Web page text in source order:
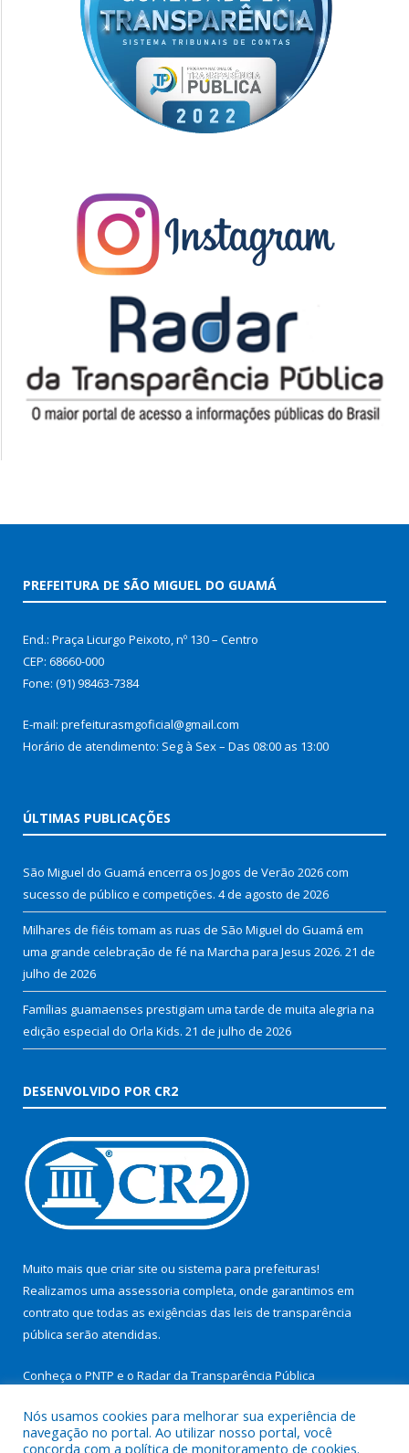
PREFEITURA DE SÃO MIGUEL DO GUAMÁ
End.: Praça Licurgo Peixoto, nº 130 – Centro
CEP: 68660-000
Fone: (91) 98463-7384
E-mail: prefeiturasmgoficial@gmail.com
Horário de atendimento: Seg à Sex – Das 08:00 as 13:00
ÚLTIMAS PUBLICAÇÕES
São Miguel do Guamá encerra os Jogos de Verão 2026 com
sucesso de público e competições. 4 de agosto de 2026
Milhares de fiéis tomam as ruas de São Miguel do Guamá em
uma grande celebração de fé na Marcha para Jesus 2026. 21 de
julho de 2026
Famílias guamaenses prestigiam uma tarde de muita alegria na
edição especial do Orla Kids. 21 de julho de 2026
DESENVOLVIDO POR CR2
Muito mais que criar site ou sistema para prefeituras!
Realizamos uma assessoria completa, onde garantimos em
contrato que todas as exigências das leis de transparência
pública serão atendidas.
Conheça o PNTP e o Radar da Transparência Pública
Nós usamos cookies para melhorar sua experiência de
navegação no portal. Ao utilizar nosso portal, você
concorda com a política de monitoramento de cookies.